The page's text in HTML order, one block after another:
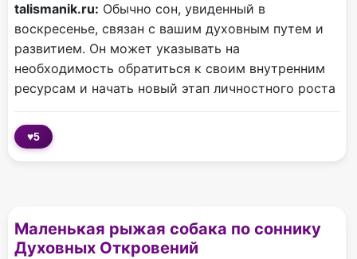
talismanik.ru: Обычно сон, увиденный в
воскресенье, связан с вашим духовным путем и
развитием. Он может указывать на
необходимость обратиться к своим внутренним
ресурсам и начать новый этап личностного роста
♥5
Маленькая рыжая собака по соннику
Духовных Откровений